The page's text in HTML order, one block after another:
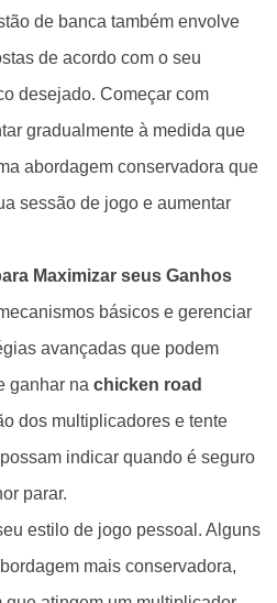
de banca também envolve
de acordo com o seu
desejado. Começar com
gradualmente à medida que
abordagem conservadora que
sessão de jogo e aumentar
Maximizar seus Ganhos
básicos e gerenciar
avançadas que podem
ganhar na chicken road
dos multiplicadores e tente
indicar quando é seguro
parar.
estilo de jogo pessoal. Alguns
mais conservadora,